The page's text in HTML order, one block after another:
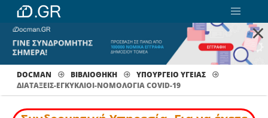
×
DOCMAN ΒΙΒΛΙΟΘΗΚΗ
ΥΠΟΥΡΓΕΙΟ ΥΓΕΙΑΣ
ΔΙΑΤΆΞΕΙΣ-ΕΓΚΎΚΛΙΟΙ-ΝΟΜΟΛΟΓΊΑ COVID-19